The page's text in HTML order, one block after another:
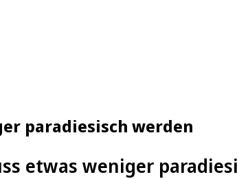
paradiesisch werden
etwas weniger